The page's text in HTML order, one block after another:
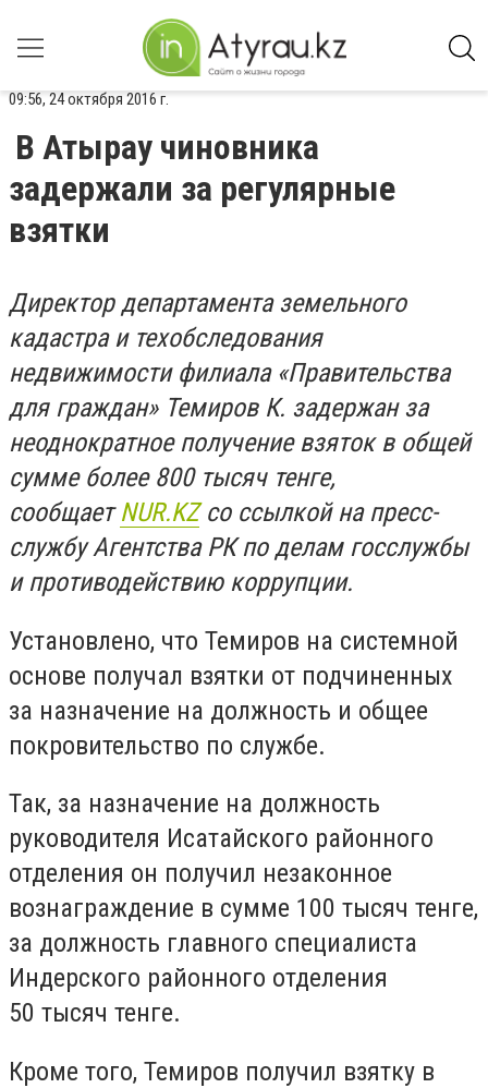
09:56, 24 октября 2016 г.
В Атырау чиновника
задержали за регулярные
взятки
Директор департамента земельного
кадастра и техобследования
недвижимости филиала «Правительства
для граждан» Темиров К. задержан за
неоднократное получение взяток в общей
сумме более 800 тысяч тенге,
сообщаетNUR.KZсо ссылкой на пресс-
службу Агентства РК по делам госслужбы
и противодействию коррупции.
Установлено, что Темиров на системной
основе получал взятки от подчиненных
за назначение на должность и общее
покровительство по службе.
Так, за назначение на должность
руководителя Исатайского районного
отделения он получил незаконное
вознаграждение в сумме 100 тысяч тенге,
за должность главного специалиста
Индерского районного отделения
50 тысяч тенге.
Кроме того, Темиров получил взятку в